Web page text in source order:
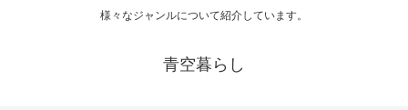
様々なジャンルについて紹介しています。
青空暮らし